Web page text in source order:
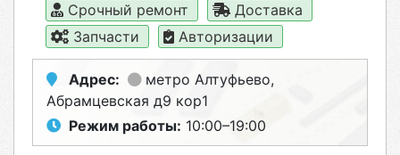
Срочный ремонт
Доставка
Запчасти
Авторизации
Адрес: метро Алтуфьево,
Абрамцевская д9 кор1
Режим работы: 10:00–19:00